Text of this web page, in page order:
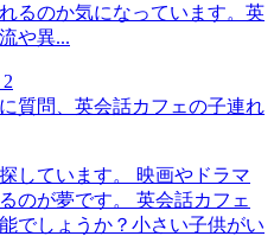
るのか気になっています。英
や異...
2
質問、英会話カフェの子連れ
しています。 映画やドラマ
のが夢です。 英会話カフェ
でしょうか？小さい子供がい